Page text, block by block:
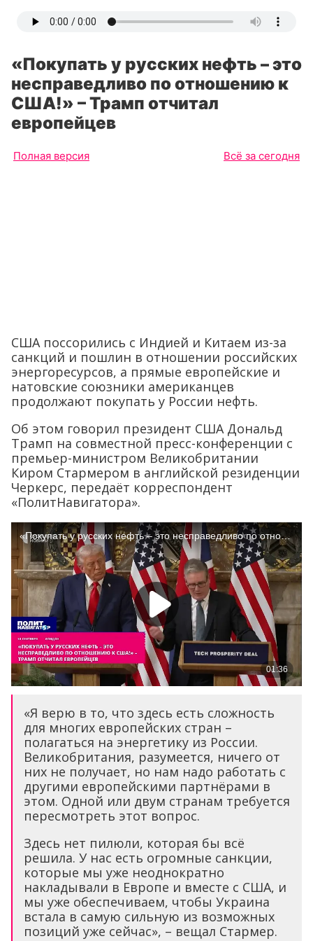
«Покупать у русских нефть – это
несправедливо по отношению к
США!» – Трамп отчитал
европейцев
Полная версия Всё за сегодня
США поссорились с Индией и Китаем из-за
санкций и пошлин в отношении российских
энергоресурсов, а прямые европейские и
натовские союзники американцев
продолжают покупать у России нефть.
Об этом говорил президент США Дональд
Трамп на совместной пресс-конференции с
премьер-министром Великобритании
Киром Стармером в английской резиденции
Черкерс, передаёт корреспондент
«ПолитНавигатора».
«Я верю в то, что здесь есть сложность
для многих европейских стран –
полагаться на энергетику из России.
Великобритания, разумеется, ничего от
них не получает, но нам надо работать с
другими европейскими партнёрами в
этом. Одной или двум странам требуется
пересмотреть этот вопрос.
Здесь нет пилюли, которая бы всё
решила. У нас есть огромные санкции,
которые мы уже неоднократно
накладывали в Европе и вместе с США, и
мы уже обеспечиваем, чтобы Украина
встала в самую сильную из возможных
позиций уже сейчас», – вещал Стармер.